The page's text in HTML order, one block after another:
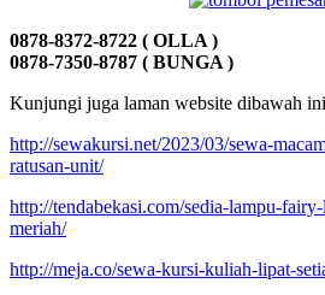
0878-8372-8722 ( OLLA )
0878-7350-8787 ( BUNGA )
Kunjungi juga laman website dibawah
http://sewakursi.net/2023/03/sewa-
ratusan-unit/
http://tendabekasi.com/sedia-lampu-
meriah/
http://meja.co/sewa-kursi-kuliah-lipat-